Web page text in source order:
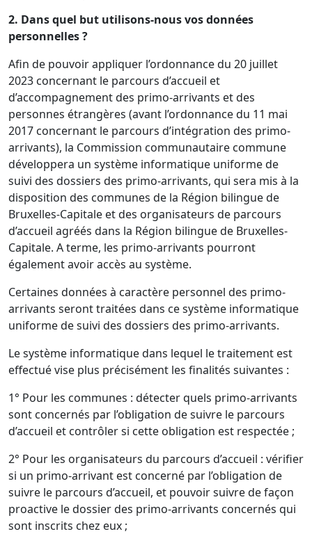
2. Dans quel but utilisons-nous vos données
personnelles ?
Afin de pouvoir appliquer l’ordonnance du 20 juillet
2023 concernant le parcours d’accueil et
d’accompagnement des primo-arrivants et des
personnes étrangères (avant l’ordonnance du 11 mai
2017 concernant le parcours d’intégration des primo-
arrivants), la Commission communautaire commune
développera un système informatique uniforme de
suivi des dossiers des primo-arrivants, qui sera mis à la
disposition des communes de la Région bilingue de
Bruxelles-Capitale et des organisateurs de parcours
d’accueil agréés dans la Région bilingue de Bruxelles-
Capitale. A terme, les primo-arrivants pourront
également avoir accès au système.
Certaines données à caractère personnel des primo-
arrivants seront traitées dans ce système informatique
uniforme de suivi des dossiers des primo-arrivants.
Le système informatique dans lequel le traitement est
effectué vise plus précisément les finalités suivantes :
1° Pour les communes : détecter quels primo-arrivants
sont concernés par l’obligation de suivre le parcours
d’accueil et contrôler si cette obligation est respectée ;
2° Pour les organisateurs du parcours d’accueil : vérifier
si un primo-arrivant est concerné par l’obligation de
suivre le parcours d’accueil, et pouvoir suivre de façon
proactive le dossier des primo-arrivants concernés qui
sont inscrits chez eux ;